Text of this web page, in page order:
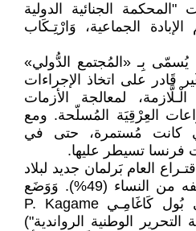
اِنْـعَـقَـدت "المحكمة الجنائية الدولية
الجماعية، وَارْتِـكَاب
يُسمّى بِـ «المُجتمع الدُّولي»
قَادر على اتخاذ الإجراءات
الْـلَّازمة، لمعالجة الأزمات
العِرْقِيَة المُسلّحة. ومع
كانت مُستمرة، حتى في
فرنسا تسيطر عليها.
بالاقتـراع العام بَرلمان جديد لبلاد
الرْوَانْدَا. وكانـت قُرابة نصفه من النساء (49%). وَوَضَع
رئيس الجمهورية الرْوَانْدِي بُول كَاغَامِـي P. Kagame
الوطنية الرواندية")